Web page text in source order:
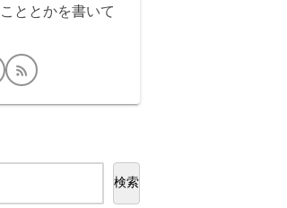
ととかを書いて
検索